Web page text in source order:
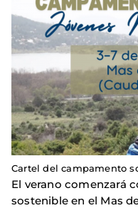
Cartel del campamento
El verano comenzará
sostenible en el Mas